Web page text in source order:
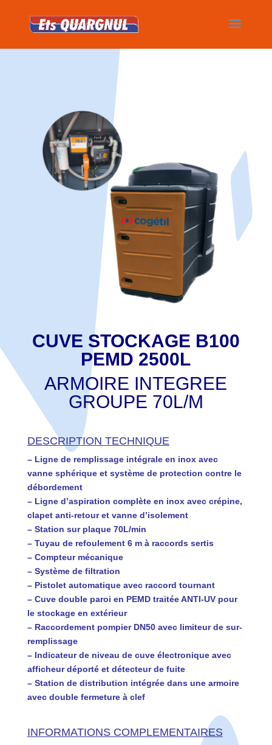
CUVE STOCKAGE B100
PEMD 2500L
ARMOIRE INTEGREE
GROUPE 70L/M
DESCRIPTION TECHNIQUE
– Ligne de remplissage intégrale en inox avec
vanne sphérique et système de protection contre le
débordement
– Ligne d’aspiration complète en inox avec crépine,
clapet anti-retour et vanne d’isolement
– Station sur plaque 70L/min
– Tuyau de refoulement 6 m à raccords sertis
– Compteur mécanique
– Système de filtration
– Pistolet automatique avec raccord tournant
– Cuve double paroi en PEMD traitée ANTI-UV pour
le stockage en extérieur
– Raccordement pompier DN50 avec limiteur de sur-
remplissage
– Indicateur de niveau de cuve électronique avec
afficheur déporté et détecteur de fuite
– Station de distribution intégrée dans une armoire
avec double fermeture à clef
INFORMATIONS COMPLEMENTAIRES